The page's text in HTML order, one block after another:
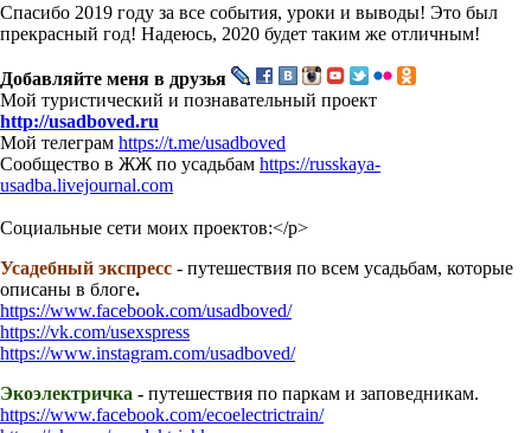
Спасибо 2019 году за все события, уроки и выводы! Это был
прекрасный год! Надеюсь, 2020 будет таким же отличным!
Добавляйте меня в друзья
Мой туристический и познавательный проект
http://usadboved.ru
Мой телеграм https://t.me/usadboved
Сообщество в ЖЖ по усадьбам https://russkaya-
usadba.livejournal.com
Социальные сети моих проектов:</p>
Усадебный экспресс - путешествия по всем усадьбам, которые
описаны в блоге.
https://www.facebook.com/usadboved/
https://vk.com/usexspress
https://www.instagram.com/usadboved/
Экоэлектричка - путешествия по паркам и заповедникам.
https://www.facebook.com/ecoelectrictrain/